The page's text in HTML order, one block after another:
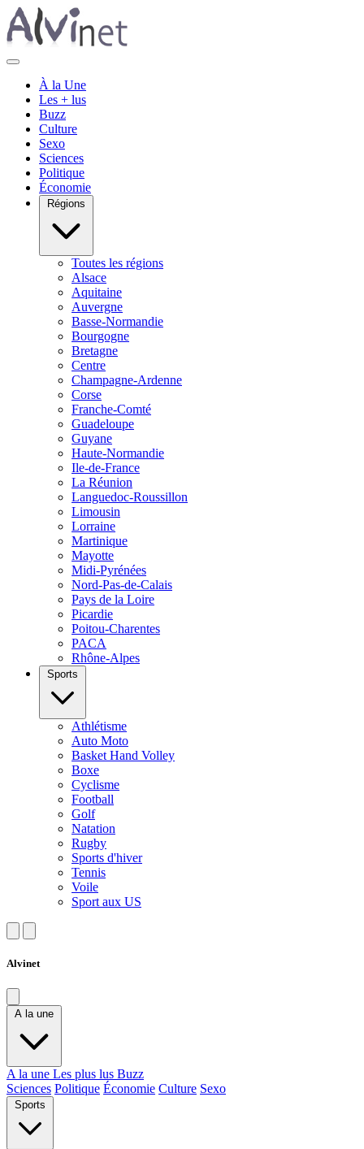
À la Une
Les + lus
Buzz
Culture
Sexo
Sciences
Politique
Économie
Régions
Toutes les régions
Alsace
Aquitaine
Auvergne
Basse-Normandie
Bourgogne
Bretagne
Centre
Champagne-Ardenne
Corse
Franche-Comté
Guadeloupe
Guyane
Haute-Normandie
Ile-de-France
La Réunion
Languedoc-Roussillon
Limousin
Lorraine
Martinique
Mayotte
Midi-Pyrénées
Nord-Pas-de-Calais
Pays de la Loire
Picardie
Poitou-Charentes
PACA
Rhône-Alpes
Sports
Athlétisme
Auto Moto
Basket Hand Volley
Boxe
Cyclisme
Football
Golf
Natation
Rugby
Sports d'hiver
Tennis
Voile
Sport aux US
Alvinet
A la une
A la une Les plus lus Buzz
Sciences Politique Économie Culture Sexo
Sports